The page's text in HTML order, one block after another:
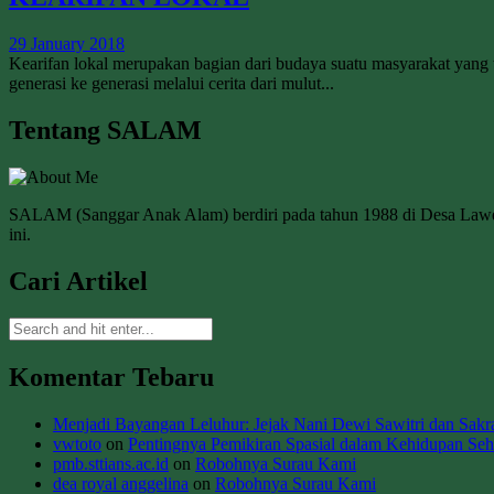
29 January 2018
Kearifan lokal merupakan bagian dari budaya suatu masyarakat
generasi ke generasi melalui cerita dari mulut...
Tentang SALAM
SALAM (Sanggar Anak Alam) berdiri pada tahun 1988 di Desa
ini.
Cari Artikel
Komentar Tebaru
Menjadi Bayangan Leluhur: Jejak Nani Dewi Sawitri dan
vwtoto on Pentingnya Pemikiran Spasial dalam Kehidupan
pmb.sttians.ac.id on Robohnya Surau Kami
dea royal anggelina on Robohnya Surau Kami